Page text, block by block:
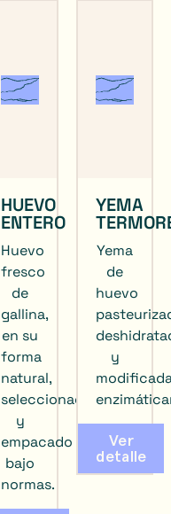
HUEVO
ENTERO
Huevo
fresco
de
gallina,
en su
forma
natural,
seleccionado,
y
empacado
bajo
normas.
YEMA
Yema
de
huevo
y
Ver
detalle